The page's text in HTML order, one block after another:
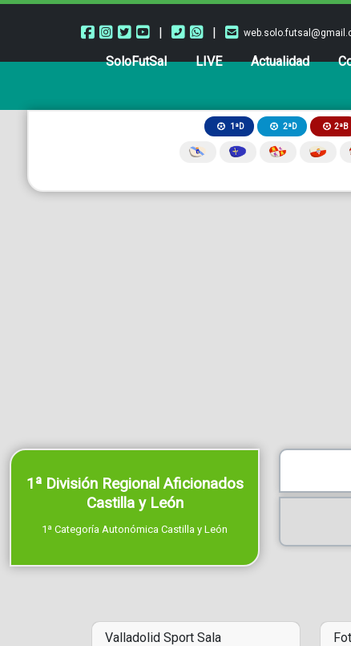
| |
SoloFutSal LIVE Actualidad
1ªD 2ªD 2ªB
1ª División Regional Aficionados
Castilla y León
1ª Categoría Autonómica Castilla y León
Valladolid Sport Sala